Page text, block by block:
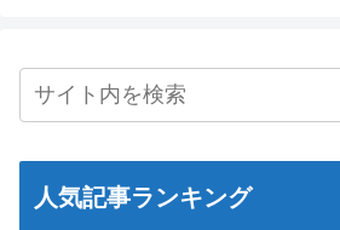
人気記事ランキング